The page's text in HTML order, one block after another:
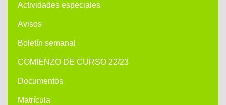
Actividades especiales
Avisos
Boletín semanal
COMIENZO DE CURSO 22/23
Documentos
Matrícula